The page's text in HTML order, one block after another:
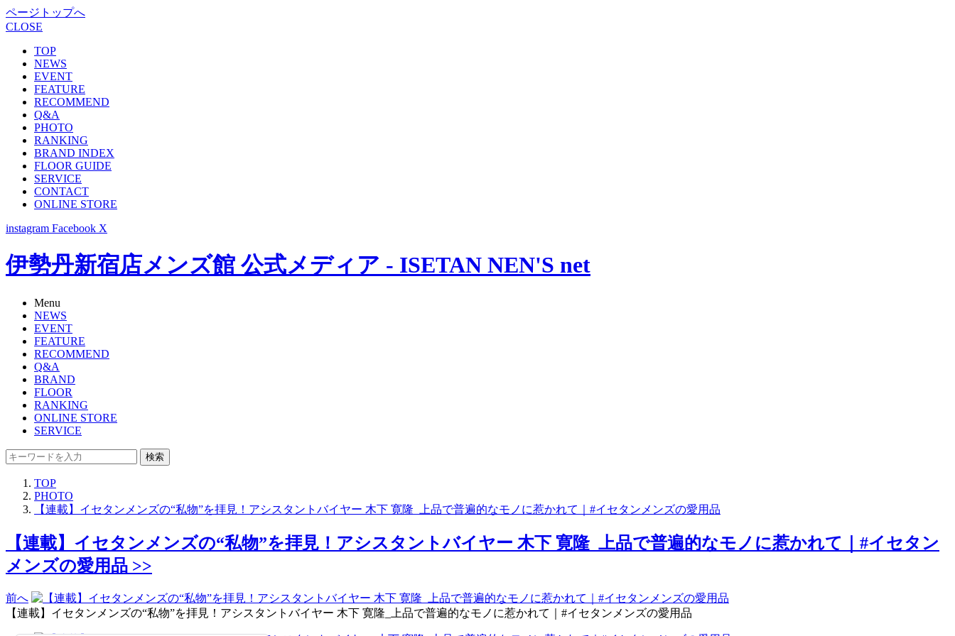
ページトップへ
CLOSE
TOP
NEWS
EVENT
FEATURE
RECOMMEND
Q&A
PHOTO
RANKING
BRAND INDEX
FLOOR GUIDE
SERVICE
CONTACT
ONLINE STORE
instagram Facebook X
伊勢丹新宿店メンズ館 公式メディア - ISETAN NEN'S net
Menu
NEWS
EVENT
FEATURE
RECOMMEND
Q&A
BRAND
FLOOR
RANKING
ONLINE STORE
SERVICE
検索
TOP
PHOTO
【連載】イセタンメンズの“私物”を拝見！アシスタントバイヤー 木下 寛隆_上品で普遍的なモノに惹かれて｜#イセタンメンズの愛用品
【連載】イセタンメンズの“私物”を拝見！アシスタントバイヤー 木下 寛隆_上品で普遍的なモノに惹かれて｜#イセタン
メンズの愛用品 >>
前へ
【連載】イセタンメンズの“私物”を拝見！アシスタントバイヤー 木下 寛隆_上品で普遍的なモノに惹かれて｜#イセタンメンズの愛用品